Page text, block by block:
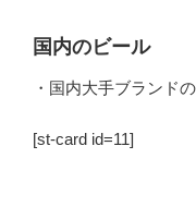
国内のビール
・国内大手ブランド
[st-card id=11]